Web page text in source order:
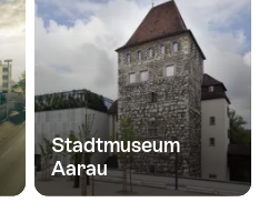
Stadtmuseum
Aarau